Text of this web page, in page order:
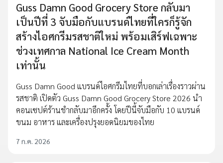
Guss Damn Good Grocery Store กลับมา
เป็นปีที่ 3 จับมือกับแบรนด์ไทยที่ใครก็รู้จัก
สร้างไอศกรีมรสชาติใหม่ พร้อมเสิร์ฟเฉพาะ
ช่วงเทศกาล National Ice Cream Month
เท่านั้น
Guss Damn Good แบรนด์ไอศกรีมไทยที่บอกเล่าเรื่องราวผ่าน
รสชาติ เปิดตัว Guss Damn Good Grocery Store 2026 นำ
คอนเซปต์ร้านชำกลับมาอีกครั้ง โดยปีนี้จับมือกับ 10 แบรนด์
ขนม อาหาร และเครื่องปรุงยอดนิยมของไทย
7 ก.ค. 2026